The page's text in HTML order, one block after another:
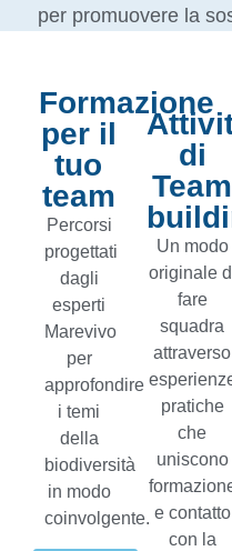
per promuovere la
Formazione
per il
tuo
team
Percorsi
progettati
dagli
esperti
Marevivo
per
approfondire
i temi
della
biodiversità
in modo
coinvolgente.
di
Team
Un modo
originale
fare
squadra
attraverso
pratiche
che
uniscono
e contatto
con la